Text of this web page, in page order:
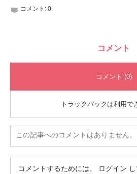
コメント: 0
コメント
コメント (0)
トラックバックは利用で
この記事へのコメントはありません。
コメントするためには、 ログイン